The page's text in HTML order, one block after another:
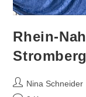
Rhein-
Stromberg
Beitrags-
Autor:
Nina Schneider